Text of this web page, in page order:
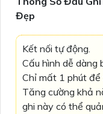
Đẹp
Kết nối tự động.
Cấu hình dễ dàng
Chỉ mất 1 phút để
Tăng cường khả
ghi này có thể